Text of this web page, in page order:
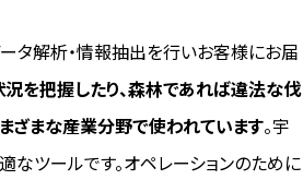
タ解析・情報抽出を行いお客様にお届
を把握したり、森林であれば違法な伐
ざまな産業分野で使われています。宇
ツールです。オペレーションのために